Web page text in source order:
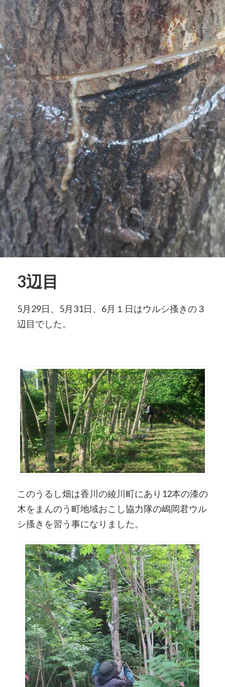
3辺目
5月29日、5月31日、6月１日はウルシ搔きの３
辺目でした。
このうるし畑は香川の綾川町にあり12本の漆の
木をまんのう町地域おこし協力隊の嶋岡君ウル
シ搔きを習う事になりました。